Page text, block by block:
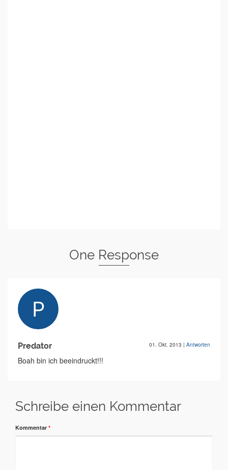
One Response
Predator 01. Okt. 2013 | Antworten
Boah bin ich beeindruckt!!!
Schreibe einen Kommentar
Kommentar *